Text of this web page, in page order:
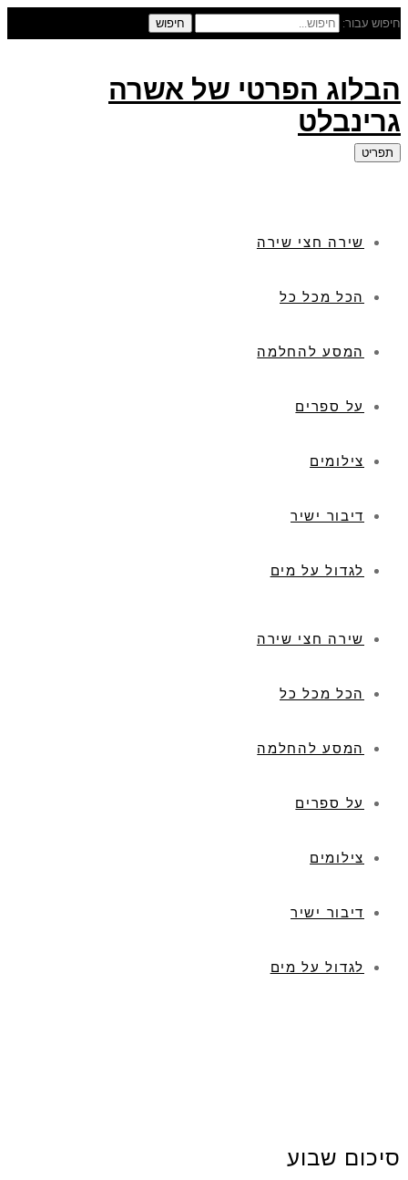
חיפוש עבור: חיפוש
הבלוג הפרטי של אשרה
גרינבלט
תפריט
שירה חצי שירה
הכל מכל כל
המסע להחלמה
על ספרים
צילומים
דיבור ישיר
לגדול על מים
שירה חצי שירה
הכל מכל כל
המסע להחלמה
על ספרים
צילומים
דיבור ישיר
לגדול על מים
סיכום שבוע